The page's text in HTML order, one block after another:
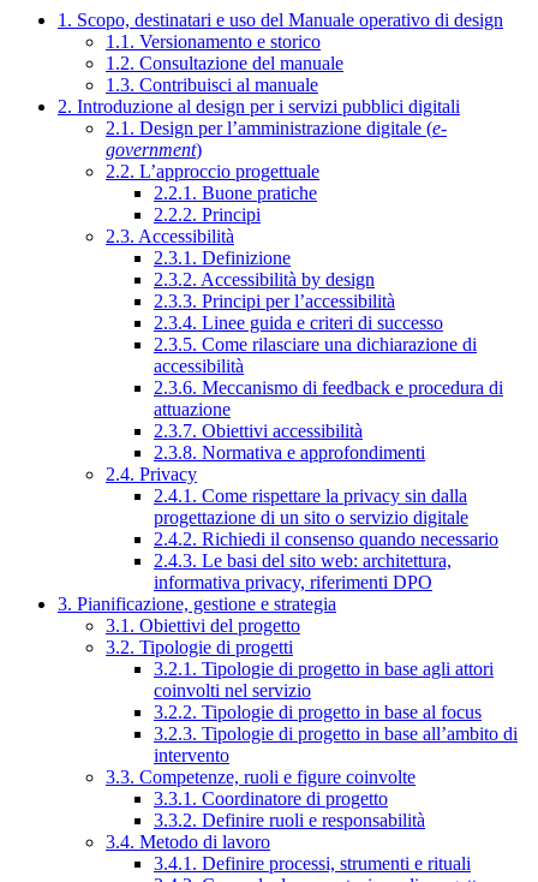
1. Scopo, destinatari e uso del Manuale operativo di design
1.1. Versionamento e storico
1.2. Consultazione del manuale
1.3. Contribuisci al manuale
2. Introduzione al design per i servizi pubblici digitali
2.1. Design per l’amministrazione digitale (e-
government)
2.2. L’approccio progettuale
2.2.1. Buone pratiche
2.2.2. Principi
2.3. Accessibilità
2.3.1. Definizione
2.3.2. Accessibilità by design
2.3.3. Principi per l’accessibilità
2.3.4. Linee guida e criteri di successo
2.3.5. Come rilasciare una dichiarazione di
accessibilità
2.3.6. Meccanismo di feedback e procedura di
attuazione
2.3.7. Obiettivi accessibilità
2.3.8. Normativa e approfondimenti
2.4. Privacy
2.4.1. Come rispettare la privacy sin dalla
progettazione di un sito o servizio digitale
2.4.2. Richiedi il consenso quando necessario
2.4.3. Le basi del sito web: architettura,
informativa privacy, riferimenti DPO
3. Pianificazione, gestione e strategia
3.1. Obiettivi del progetto
3.2. Tipologie di progetti
3.2.1. Tipologie di progetto in base agli attori
coinvolti nel servizio
3.2.2. Tipologie di progetto in base al focus
3.2.3. Tipologie di progetto in base all’ambito di
intervento
3.3. Competenze, ruoli e figure coinvolte
3.3.1. Coordinatore di progetto
3.3.2. Definire ruoli e responsabilità
3.4. Metodo di lavoro
3.4.1. Definire processi, strumenti e rituali